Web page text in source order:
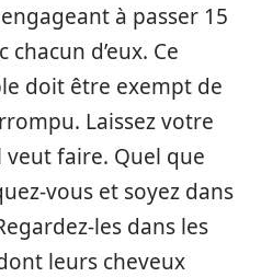
à passer 15
d’eux. Ce
doit être exempt de
Laissez votre
veut faire. Quel que
vous et soyez dans
les dans les
leurs cheveux